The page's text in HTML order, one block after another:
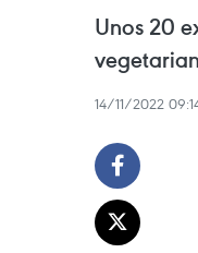
Unos 20
14/11/2022